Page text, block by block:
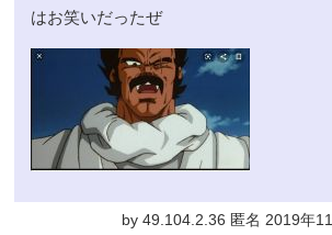
はお笑いだったぜ
by 49.104.2.36 匿名 2019年